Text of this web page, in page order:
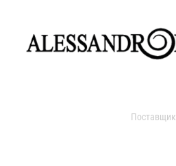
Поставщик